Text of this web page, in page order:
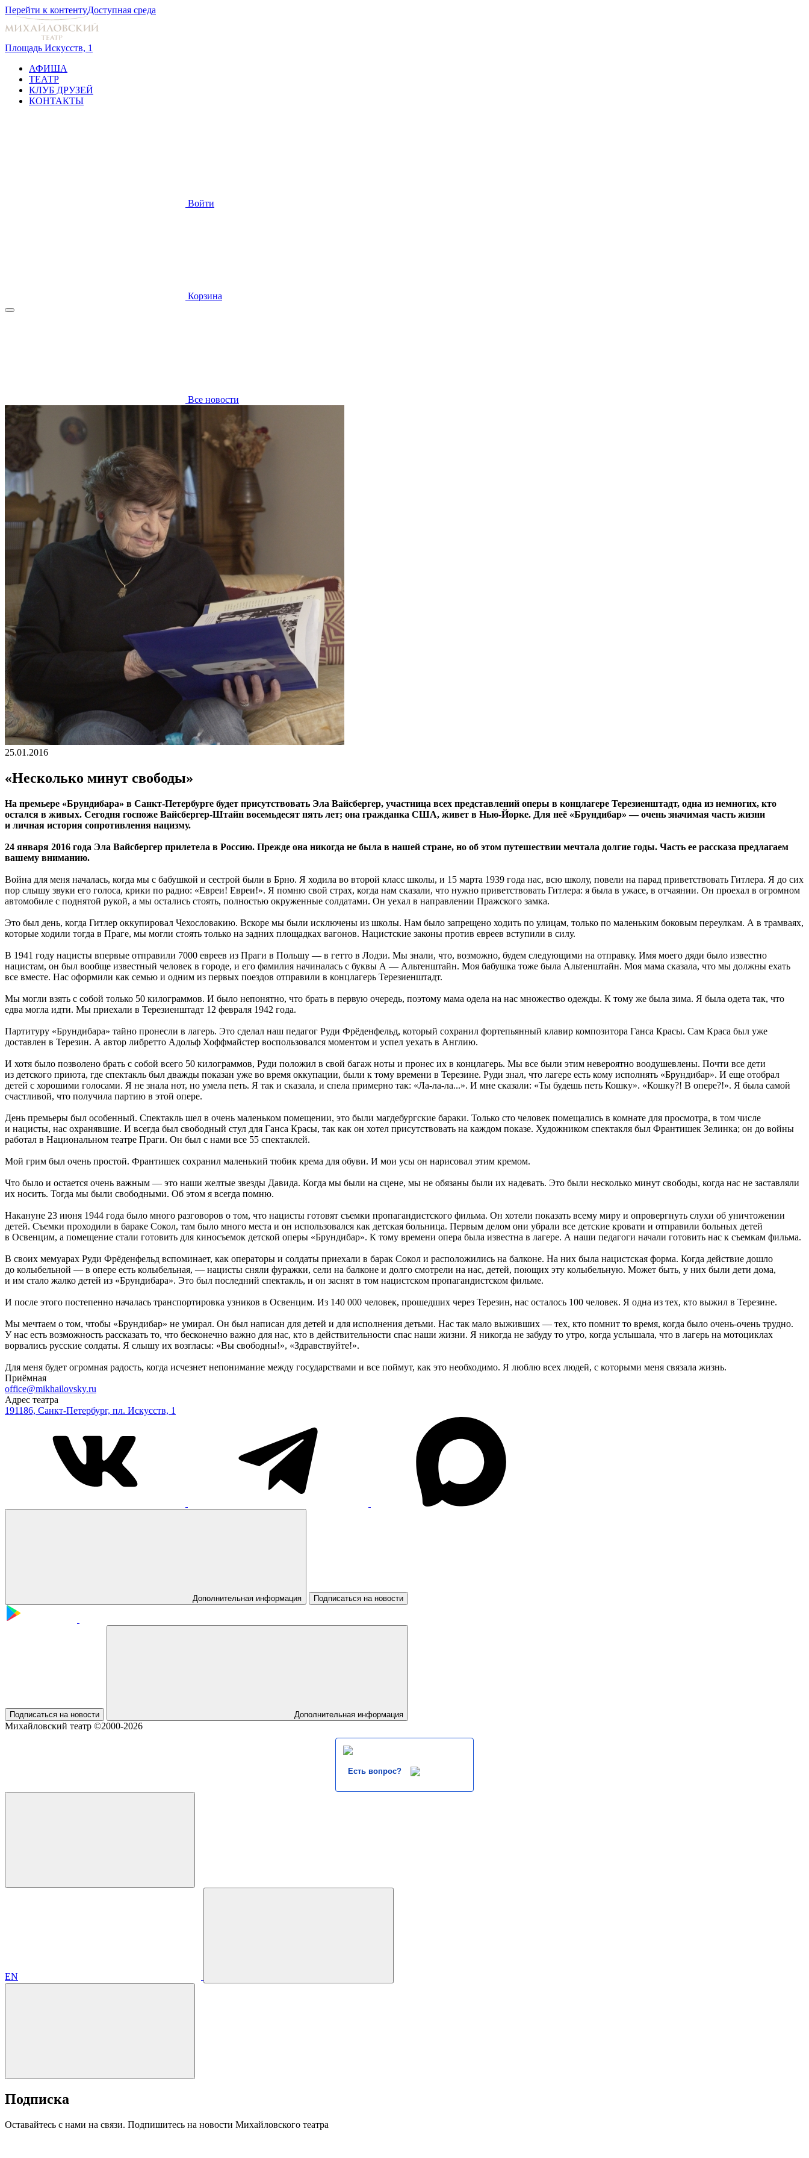
Перейти к контентуДоступная среда
Площадь Искусств, 1
АФИША
ТЕАТР
КЛУБ ДРУЗЕЙ
КОНТАКТЫ
Войти
Корзина
Все новости
25.01.2016
«Несколько минут свободы»
На премьере «Брундибара» в Санкт-Петербурге будет присутствовать Эла Вайсбергер, участница всех представлений оперы в концлагере Терезиенштадт, одна из немногих, кто
остался в живых. Сегодня госпоже Вайсбергер-Штайн восемьдесят пять лет; она гражданка США, живет в Нью-Йорке. Для неё «Брундибар» — очень значимая часть жизни
и личная история сопротивления нацизму.
24 января 2016 года Эла Вайсбергер прилетела в Россию. Прежде она никогда не была в нашей стране, но об этом путешествии мечтала долгие годы. Часть ее рассказа предлагаем
вашему вниманию.
Война для меня началась, когда мы с бабушкой и сестрой были в Брно. Я ходила во второй класс школы, и 15 марта 1939 года нас, всю школу, повели на парад приветствовать Гитлера. Я до сих
пор слышу звуки его голоса, крики по радио: «Евреи! Евреи!». Я помню свой страх, когда нам сказали, что нужно приветствовать Гитлера: я была в ужасе, в отчаянии. Он проехал в огромном
автомобиле с поднятой рукой, а мы остались стоять, полностью окруженные солдатами. Он уехал в направлении Пражского замка.
Это был день, когда Гитлер оккупировал Чехословакию. Вскоре мы были исключены из школы. Нам было запрещено ходить по улицам, только по маленьким боковым переулкам. А в трамваях,
которые ходили тогда в Праге, мы могли стоять только на задних площадках вагонов. Нацистские законы против евреев вступили в силу.
В 1941 году нацисты впервые отправили 7000 евреев из Праги в Польшу — в гетто в Лодзи. Мы знали, что, возможно, будем следующими на отправку. Имя моего дяди было известно
нацистам, он был вообще известный человек в городе, и его фамилия начиналась с буквы А — Альтенштайн. Моя бабушка тоже была Альтенштайн. Моя мама сказала, что мы должны ехать
все вместе. Нас оформили как семью и одним из первых поездов отправили в концлагерь Терезиенштадт.
Мы могли взять с собой только 50 килограммов. И было непонятно, что брать в первую очередь, поэтому мама одела на нас множество одежды. К тому же была зима. Я была одета так, что
едва могла идти. Мы приехали в Терезиенштадт 12 февраля 1942 года.
Партитуру «Брундибара» тайно пронесли в лагерь. Это сделал наш педагог Руди Фрёденфельд, который сохранил фортепьянный клавир композитора Ганса Красы. Сам Краса был уже
доставлен в Терезин. А автор либретто Адольф Хоффмайстер воспользовался моментом и успел уехать в Англию.
И хотя было позволено брать с собой всего 50 килограммов, Руди положил в свой багаж ноты и пронес их в концлагерь. Мы все были этим невероятно воодушевлены. Почти все дети
из детского приюта, где спектакль был дважды показан уже во время оккупации, были к тому времени в Терезине. Руди знал, что лагере есть кому исполнять «Брундибар». И еще отобрал
детей с хорошими голосами. Я не знала нот, но умела петь. Я так и сказала, и спела примерно так: «Ла-ла-ла...». И мне сказали: «Ты будешь петь Кошку». «Кошку?! В опере?!». Я была самой
счастливой, что получила партию в этой опере.
День премьеры был особенный. Спектакль шел в очень маленьком помещении, это были магдебургские бараки. Только сто человек помещались в комнате для просмотра, в том числе
и нацисты, нас охранявшие. И всегда был свободный стул для Ганса Красы, так как он хотел присутствовать на каждом показе. Художником спектакля был Франтишек Зелинка; он до войны
работал в Национальном театре Праги. Он был с нами все 55 спектаклей.
Мой грим был очень простой. Франтишек сохранил маленький тюбик крема для обуви. И мои усы он нарисовал этим кремом.
Что было и остается очень важным — это наши желтые звезды Давида. Когда мы были на сцене, мы не обязаны были их надевать. Это были несколько минут свободы, когда нас не заставляли
их носить. Тогда мы были свободными. Об этом я всегда помню.
Накануне 23 июня 1944 года было много разговоров о том, что нацисты готовят съемки пропагандистского фильма. Он хотели показать всему миру и опровергнуть слухи об уничтожении
детей. Съемки проходили в бараке Сокол, там было много места и он использовался как детская больница. Первым делом они убрали все детские кровати и отправили больных детей
в Освенцим, а помещение стали готовить для киносъемок детской оперы «Брундибар». К тому времени опера была известна в лагере. А наши педагоги начали готовить нас к съемкам фильма.
В своих мемуарах Руди Фрёденфельд вспоминает, как операторы и солдаты приехали в барак Сокол и расположились на балконе. На них была нацистская форма. Когда действие дошло
до колыбельной — в опере есть колыбельная, — нацисты сняли фуражки, сели на балконе и долго смотрели на нас, детей, поющих эту колыбельную. Может быть, у них были дети дома,
и им стало жалко детей из «Брундибара». Это был последний спектакль, и он заснят в том нацистском пропагандистском фильме.
И после этого постепенно началась транспортировка узников в Освенцим. Из 140 000 человек, прошедших через Терезин, нас осталось 100 человек. Я одна из тех, кто выжил в Терезине.
Мы мечтаем о том, чтобы «Брундибар» не умирал. Он был написан для детей и для исполнения детьми. Нас так мало выживших — тех, кто помнит то время, когда было очень-очень трудно.
У нас есть возможность рассказать то, что бесконечно важно для нас, кто в действительности спас наши жизни. Я никогда не забуду то утро, когда услышала, что в лагерь на мотоциклах
ворвались русские солдаты. Я слышу их возгласы: «Вы свободны!», «Здравствуйте!».
Для меня будет огромная радость, когда исчезнет непонимание между государствами и все поймут, как это необходимо. Я люблю всех людей, с которыми меня связала жизнь.
Приёмная
office@mikhailovsky.ru
Адрес театра
191186, Санкт-Петербург, пл. Искусств, 1
Дополнительная информация Подписаться на новости
Подписаться на новости Дополнительная информация
Михайловский театр ©2000-2026
Есть вопрос?
EN
Подписка
Оставайтесь с нами на связи. Подпишитесь на новости Михайловского театра